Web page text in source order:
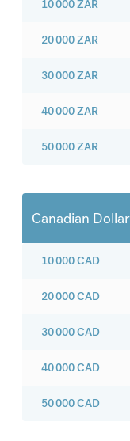
10 000ZAR
20 000ZAR
30 000ZAR
40 000ZAR
50 000ZAR
Canadian Dollar
10 000CAD
20 000CAD
30 000CAD
40 000CAD
50 000CAD